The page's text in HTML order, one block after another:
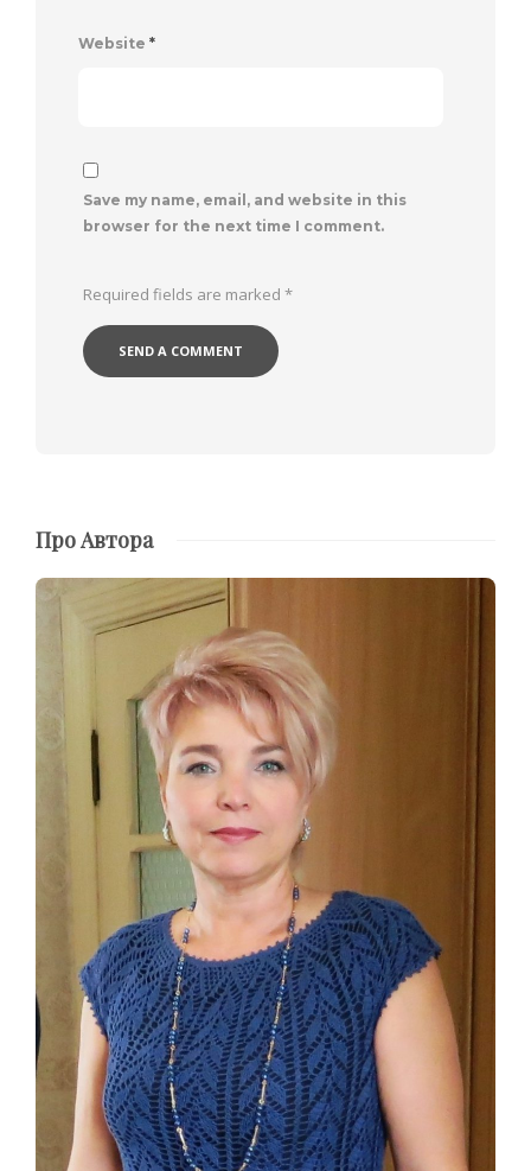
Website *
Save my name, email, and website in this
browser for the next time I comment.
Required fields are marked *
Про Автора